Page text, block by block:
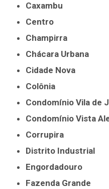
Caxambu
Centro
Champirra
Chácara Urbana
Cidade Nova
Colônia
Condomínio Vila de
Condomínio Vista
Corrupira
Distrito Industrial
Engordadouro
Fazenda Grande